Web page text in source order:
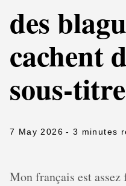
des
cachent
sous-
7 May 2026 - 3 minutes
Mon français est